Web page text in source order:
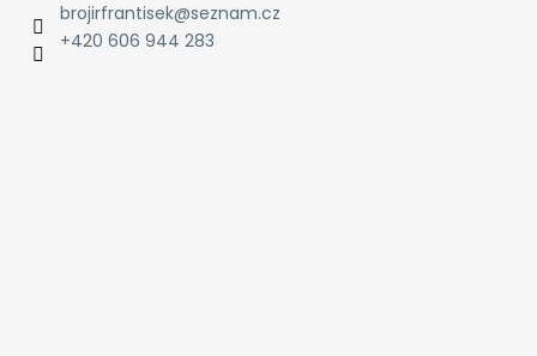
brojirfrantisek@seznam.cz
+420 606 944 283